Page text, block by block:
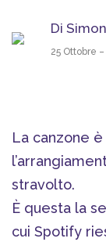
Di
25 Ottobre
La canzone
stravolto.
È questa la
cui Spotify